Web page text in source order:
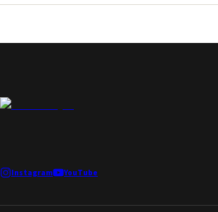
Instagram YouTube